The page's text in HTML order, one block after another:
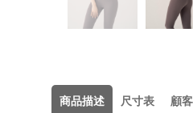
商品描述 尺寸表 顧